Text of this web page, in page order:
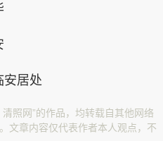
安居处
照网”的作品，均转载自其他网络
文章内容仅代表作者本人观点，不